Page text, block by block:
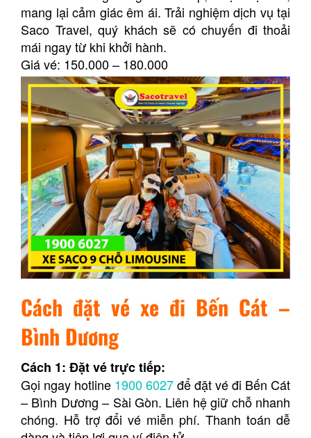
mang lại cảm giác êm ái. Trải nghiệm dịch vụ tại
Saco Travel, quý khách sẽ có chuyến đi thoải
mái ngay từ khi khởi hành.
Giá vé: 150.000 – 180.000
Cách đặt vé xe đi Bến Cát –
Bình Dương
Cách 1: Đặt vé trực tiếp:
Gọi ngay hotline 1900 6027để đặt vé đi Bến Cát
– Bình Dương – Sài Gòn. Liên hệ giữ chỗ nhanh
chóng. Hỗ trợ đổi vé miễn phí. Thanh toán dễ